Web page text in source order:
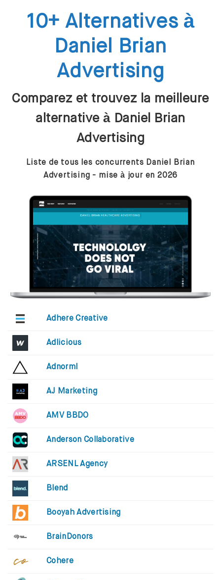
10+ Alternatives à
Daniel Brian
Advertising
Comparez et trouvez la meilleure
alternative à Daniel Brian
Advertising
Liste de tous les concurrents Daniel Brian
Advertising - mise à jour en 2026
Adhere Creative
Adlicious
Adnorml
AJ Marketing
AMV BBDO
Anderson Collaborative
ARSENL Agency
Blend
Booyah Advertising
BrainDonors
Cohere